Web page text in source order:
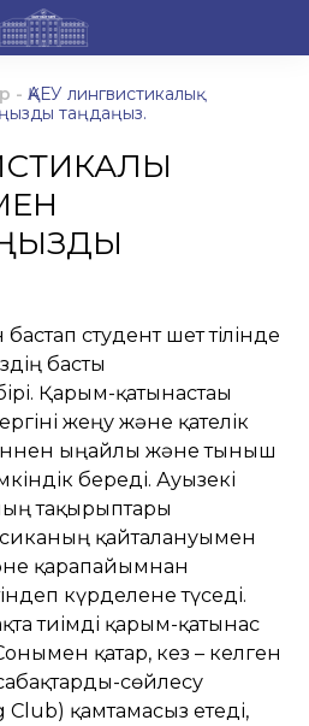
- ҚАЕУ лингвистикалық
таңдаңыз.
студент шет тілінде
басты
Қарым-қатынастағы
жеңу және қателік
ыңғайлы және тыныш
береді. Ауызекі
тақырыптары
қайталануымен
қарапайымнан
күрделене түседі.
тиімді қарым-қатынас
қатар, кез – келген
сөйлесу
қамтамасыз етеді,